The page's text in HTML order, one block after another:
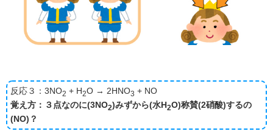
反応３：3NO2 + H2O → 2HNO3 + NO
覚え方：３点なのに(3NO2)みずから(水H2O)称賛(2硝酸)するの
(NO)？